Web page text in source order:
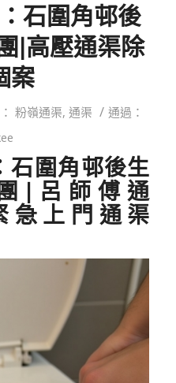
石圍角邨後
|高壓通渠除
案
粉嶺通渠, 通渠 / 通過：
石圍角邨後生
|呂師傅通
急上門通渠